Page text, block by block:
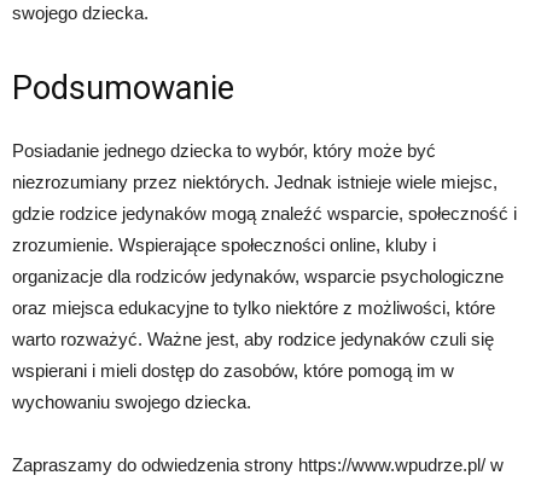
swojego dziecka.
Podsumowanie
Posiadanie jednego dziecka to wybór, który może być
niezrozumiany przez niektórych. Jednak istnieje wiele miejsc,
gdzie rodzice jedynaków mogą znaleźć wsparcie, społeczność i
zrozumienie. Wspierające społeczności online, kluby i
organizacje dla rodziców jedynaków, wsparcie psychologiczne
oraz miejsca edukacyjne to tylko niektóre z możliwości, które
warto rozważyć. Ważne jest, aby rodzice jedynaków czuli się
wspierani i mieli dostęp do zasobów, które pomogą im w
wychowaniu swojego dziecka.
Zapraszamy do odwiedzenia strony https://www.wpudrze.pl/ w